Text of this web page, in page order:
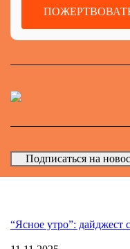
Подписаться на
“Ясное утро”: дайджест